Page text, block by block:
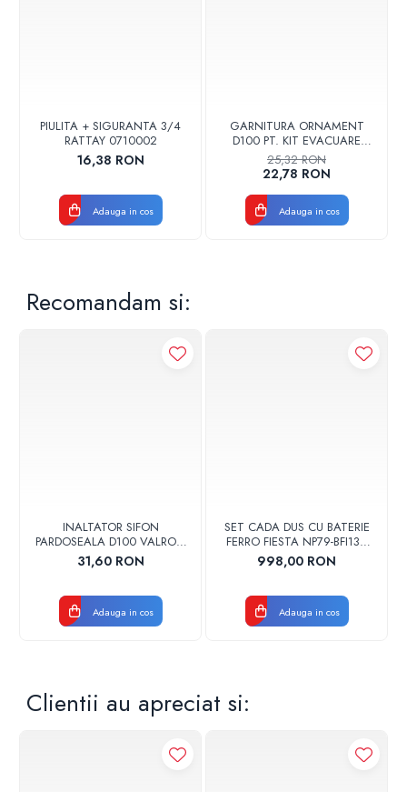
PIULITA + SIGURANTA 3/4
RATTAY 0710002
16,38 RON
Adauga in cos
GARNITURA ORNAMENT
D100 PT. KIT EVACUARE
CENTRALA FGGE100
25,32 RON
22,78 RON
Adauga in cos
Recomandam si:
INALTATOR SIFON
PARDOSEALA D100 VALROM
17001900004
31,60 RON
Adauga in cos
SET CADA DUS CU BATERIE
FERRO FIESTA NP79-BFI13U
CROM
998,00 RON
Adauga in cos
Clientii au apreciat si: